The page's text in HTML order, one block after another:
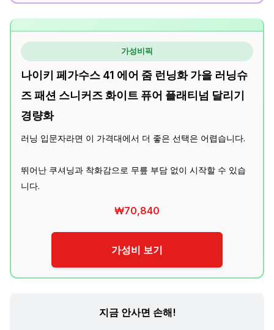
가성비픽
나이키 페가수스 41 에어 줌 런닝화 가을 러닝슈
즈 패션 스니커즈 화이트 퓨어 플래티넘 달리기
경량화
러닝 입문자라면 이 가격대에서 더 좋은 선택은 어렵습니다.
뛰어난 쿠셔닝과 착화감으로 무릎 부담 없이 시작할 수 있습
니다.
₩70,840
가성비 보기
지금 안사면 손해!